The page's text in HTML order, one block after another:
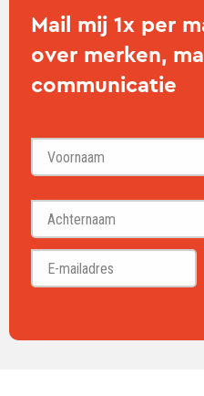
Mail mij 1x per
over merken,
communicatie
Voornaam